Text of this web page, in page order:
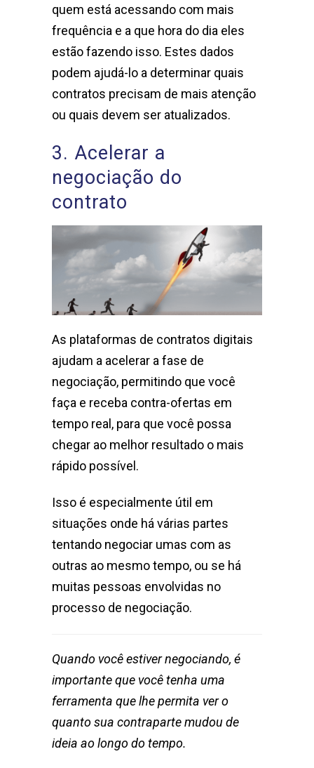
quem está acessando com mais
frequência e a que hora do dia eles
estão fazendo isso. Estes dados
podem ajudá-lo a determinar quais
contratos precisam de mais atenção
ou quais devem ser atualizados.
3. Acelerar a
negociação do
contrato
As plataformas de contratos digitais
ajudam a acelerar a fase de
negociação, permitindo que você
faça e receba contra-ofertas em
tempo real, para que você possa
chegar ao melhor resultado o mais
rápido possível.
Isso é especialmente útil em
situações onde há várias partes
tentando negociar umas com as
outras ao mesmo tempo, ou se há
muitas pessoas envolvidas no
processo de negociação.
Quando você estiver negociando, é
importante que você tenha uma
ferramenta que lhe permita ver o
quanto sua contraparte mudou de
ideia ao longo do tempo.